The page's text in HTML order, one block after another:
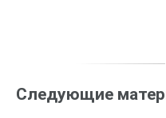
Следующие